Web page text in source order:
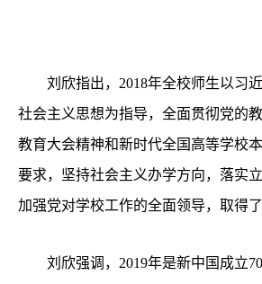
刘欣指出， 2018年全校师生以习
社会主义思想为指导，全面贯彻党的
教育大会精神和新时代全国高等学校
要求，坚持社会主义办学方向，落实
加强党对学校工作的全面领导，取得了
刘欣强调， 2019年是新中国成立70